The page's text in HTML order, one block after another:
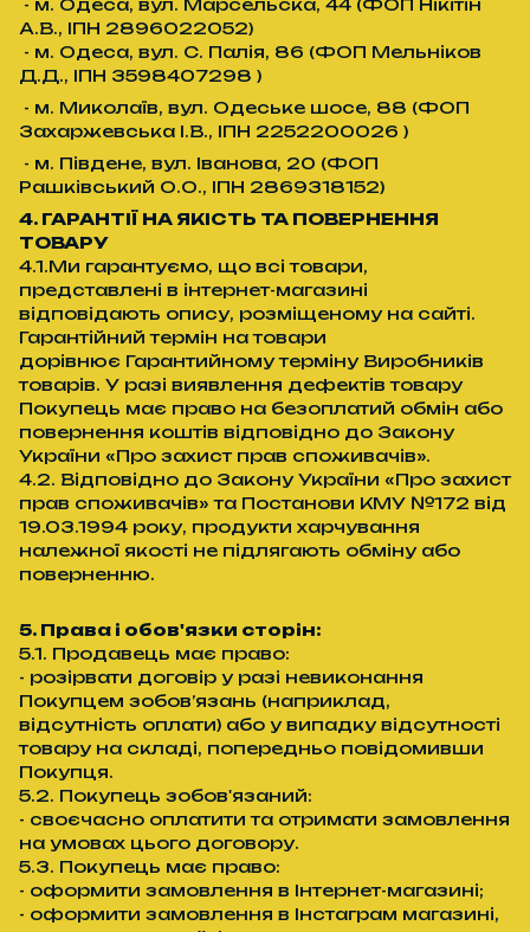
А.В., ІПН 2896022052)
- м. Одеса, вул. С. Палія, 86 (ФОП Мельніков
Д.Д., ІПН 3598407298 )
- м. Миколаїв, вул. Одеське шосе, 88 (ФОП
Захаржевська І.В., ІПН 2252200026 )
- м. Південе, вул. Іванова, 20 (ФОП
Рашківський О.О., ІПН 2869318152)
4. ГАРАНТІЇ НА ЯКІСТЬ ТА ПОВЕРНЕННЯ
ТОВАРУ
4.1.Ми гарантуємо, що всі товари,
представлені в інтернет-магазині
відповідають опису, розміщеному на сайті.
Гарантійний термін на товари
дорівнює Гарантийному терміну Виробників
товарів. У разі виявлення дефектів товару
Покупець має право на безоплатий обмін або
повернення коштів відповідно до Закону
України «Про захист прав споживачів».
4.2. Відповідно до Закону України «Про захист
прав споживачів» та Постанови КМУ №172 від
19.03.1994 року, продукти харчування
належної якості не підлягають обміну або
поверненню.
5. Права і обов'язки сторін:
5.1. Продавець має право:
- розірвати договір у разі невиконання
Покупцем зобов’язань (наприклад,
відсутність оплати) або у випадку відсутності
товару на складі, попередньо повідомивши
Покупця.
5.2. Покупець зобов'язаний:
- своєчасно оплатити та отримати замовлення
на умовах цього договору.
5.3. Покупець має право:
- оформити замовлення в Інтернет-магазині;
- оформити замовлення в Інстаграм магазині,